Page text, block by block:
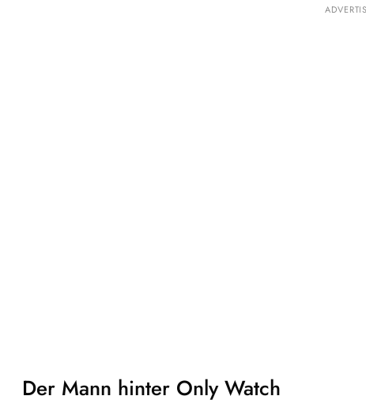
Der Mann hinter Only Watch